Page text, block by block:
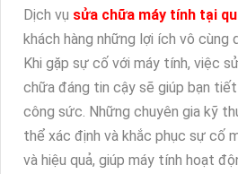
Dịch vụ sửa chữa máy tính tại
khách hàng những lợi ích vô cùng
Khi gặp sự cố với máy tính, việc
chữa đáng tin cậy sẽ giúp bạn
công sức. Những chuyên gia kỹ
thể xác định và khắc phục sự cố
và hiệu quả, giúp máy tính hoạt